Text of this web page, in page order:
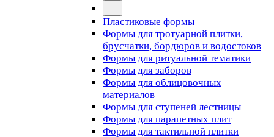
Пластиковые формы
Формы для тротуарной плитки,
брусчатки, бордюров и водостоков
Формы для ритуальной тематики
Формы для заборов
Формы для облицовочных
материалов
Формы для ступеней лестницы
Формы для парапетных плит
Формы для тактильной плитки